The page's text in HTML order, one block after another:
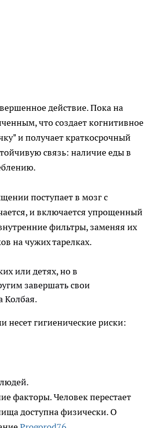
действие. Пока на
что создает когнитивное
и получает краткосрочный
связь: наличие еды в
поступает в мозг с
и включается упрощенный
фильтры, заменяя их
на чужих тарелках.
или детях, но в
завершать свои
Колбая.
несет гигиенические риски:
людей.
факторы. Человек перестает
доступна физически. О